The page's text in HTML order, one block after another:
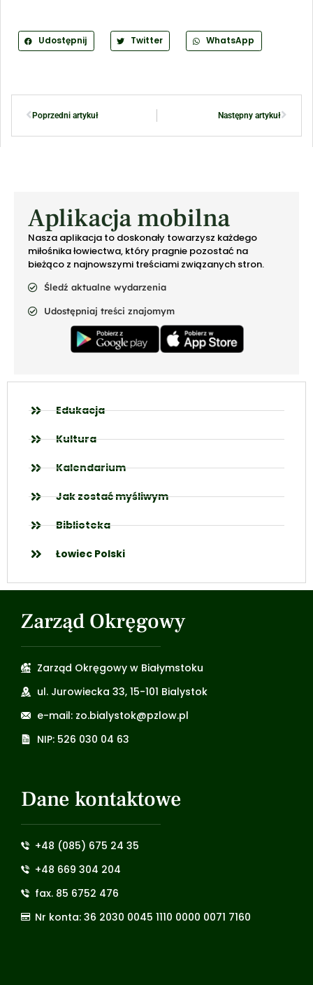
Udostępnij Twitter WhatsApp
Poprzedni artykuł Następny artykuł
Aplikacja mobilna
Nasza aplikacja to doskonały towarzysz każdego
miłośnika łowiectwa, który pragnie pozostać na
bieżąco z najnowszymi treściami związanych stron.
Śledź aktualne wydarzenia
Udostępniaj treści znajomym
Edukacja
Kultura
Kalendarium
Jak zostać myśliwym
Biblioteka
Łowiec Polski
Zarząd Okręgowy
Zarząd Okręgowy w Białymstoku
ul. Jurowiecka 33, 15-101 Bialystok
e-mail: zo.bialystok@pzlow.pl
NIP: 526 030 04 63
Dane kontaktowe
+48 (085) 675 24 35
+48 669 304 204
fax. 85 6752 476
Nr konta: 36 2030 0045 1110 0000 0071 7160